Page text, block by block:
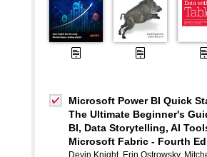
Microsoft Power BI Quick
The Ultimate Beginner's
BI, Data Storytelling, AI
Microsoft Fabric - Fourth
Devin Knight, Erin Ostrowsky,